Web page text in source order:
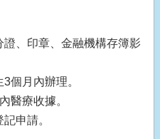
、印章、金融機構存簿影
個月內辦理。
醫療收據。
申請。